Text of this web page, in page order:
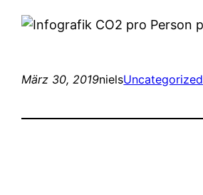
März 30, 2019nielsUncategorized